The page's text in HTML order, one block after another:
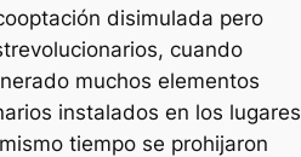
disimulada pero
cuando
muchos elementos
instalados en los lugares
tiempo se prohijaron